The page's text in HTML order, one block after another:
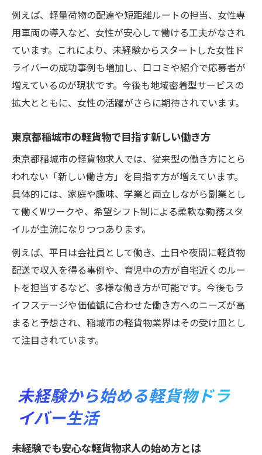
例えば、軽量荷物の配達や短距離ルートの担当、女性専
用車両の導入など、女性が安心して働ける工夫がなされ
ています。これにより、未経験からスタートした女性ド
ライバーの成功事例も増加し、口コミや紹介で応募者が
増えているのが現状です。今後も地域密着型サービスの
拡大とともに、女性の活躍がさらに期待されています。
東京都稲城市の軽貨物で目指す新しい働き方
東京都稲城市の軽貨物求人では、従来型の働き方にとら
われない「新しい働き方」を目指す方が増えています。
具体的には、家庭や趣味、学業と両立しながら副業とし
て働くWワークや、希望シフト制による柔軟な勤務スタ
イルが主流になりつつあります。
例えば、平日は会社員として働き、土日や夜間に軽貨物
配送で収入を得る事例や、育児中の方が自宅近くのルー
トを担当するなど、多様な働き方が可能です。今後もラ
イフステージや価値観に合わせた働き方へのニーズが高
まると予想され、稲城市の軽貨物業界はその受け皿とし
て注目されています。
未経験から始める軽貨物ドラ
イバー生活
未経験でも安心な軽貨物求人の始め方とは